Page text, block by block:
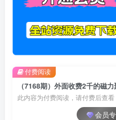
此内容为付费阅读，请付费后查看
会员
付费阅读